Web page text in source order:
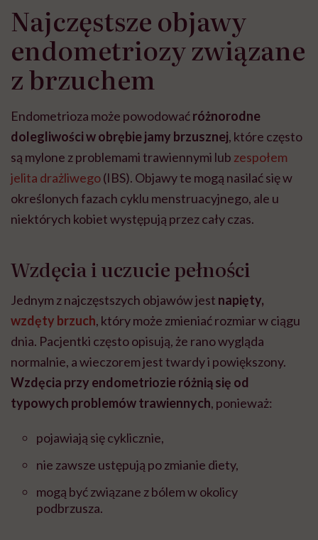
Najczęstsze objawy
endometriozy związane
z brzuchem
Endometrioza może powodowaćróżnorodne
dolegliwości w obrębie jamy brzusznej, które często
są mylone z problemami trawiennymi lub zespołem
jelita drażliwego(IBS). Objawy te mogą nasilać się w
określonych fazach cyklu menstruacyjnego, ale u
niektórych kobiet występują przez cały czas.
Wzdęcia i uczucie pełności
Jednym z najczęstszych objawów jest napięty,
wzdęty brzuch, który może zmieniać rozmiar w ciągu
dnia. Pacjentki często opisują, że rano wygląda
normalnie, a wieczorem jest twardy i powiększony.
Wzdęcia przy endometriozie różnią się od
typowych problemów trawiennych, ponieważ:
pojawiają się cyklicznie,
nie zawsze ustępują po zmianie diety,
mogą być związane z bólem w okolicy
podbrzusza.